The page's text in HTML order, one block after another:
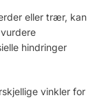
eller trær, kan
hindringer
vinkler for